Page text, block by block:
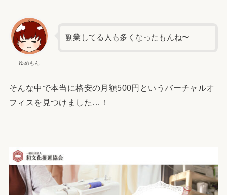
ゆめもん
副業してる人も多くなったもんね〜
そんな中で本当に格安の月額500円というバーチャルオ
フィスを見つけました…！